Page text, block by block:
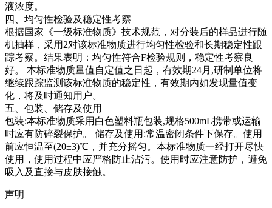
液浓度。
四、均匀性检验及稳定性考察
根据国家《一级标准物质》技术规范，对分装后的样品进行随
机抽样，采用2对该标准物质进行均匀性检验和长期稳定性跟
踪考察。结果表明：均匀性符合F检验规则，稳定性考察良
好。 本标准物质量值自定值之日起，有效期24月,研制单位将
继续跟踪监测该标准物质的稳定性，有效期内如发现量值变
化，将及时通知用户。
五、包装、储存及使用
包装:本标准物质采用白色塑料瓶包装,规格500mL携带或运输
时应有防碎裂保护。 储存及使用:常温密闭条件下保存。使用
前应恒温至(20±3)℃，并充分摇匀。本标准物质一经打开尽快
使用，使用过程中应严格防止沾污。使用时应注意防护，避免
吸入及直接与皮肤接触。
声明